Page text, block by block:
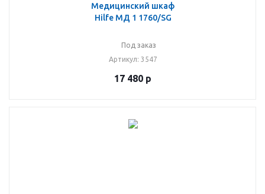
Медицинский шкаф
Hilfe МД 1 1760/SG
Под заказ
Артикул: 3547
17 480 р